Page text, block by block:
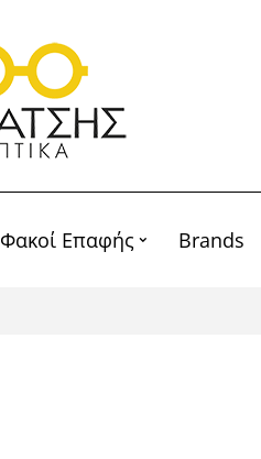
Φακοί Επαφής Brands